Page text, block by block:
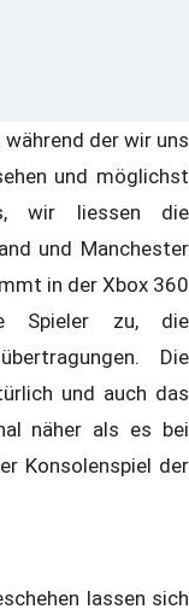
der wir uns
und möglichst
wir liessen die
und Manchester
in der Xbox 360
Spieler zu, die
Die
und auch das
näher als es bei
Konsolenspiel der
lassen sich